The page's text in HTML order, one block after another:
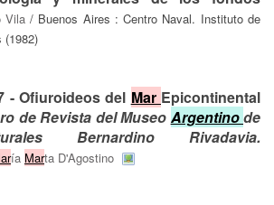
Vila/ Buenos Aires : Centro Naval. Instituto de
(1982)
- Ofiuroideos del Mar Epicontinental
de Revista del Museo Argentinode
Bernardino Rivadavia.
ía Marta D'Agostino